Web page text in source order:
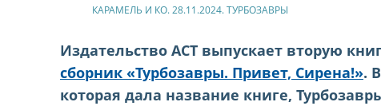
КАРАМЕЛЬ И КО. 28.11.2024. ТУРБОЗАВРЫ
Издательство АСТ выпускает вторую
сборник «Турбозавры. Привет, Сирена!».
которая дала название книге,